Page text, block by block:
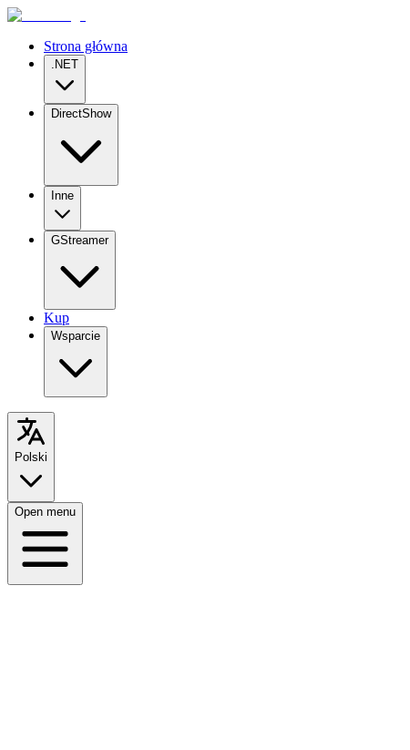
Strona główna
.NET
DirectShow
Inne
GStreamer
Kup
Wsparcie
Polski
Open menu